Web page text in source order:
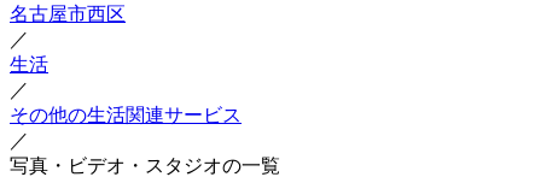
名古屋市西区
／
生活
／
その他の生活関連サービス
／
写真・ビデオ・スタジオの一覧